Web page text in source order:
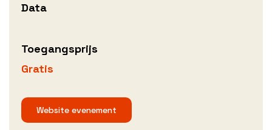
Data
Toegangsprijs
Gratis
Website evenement